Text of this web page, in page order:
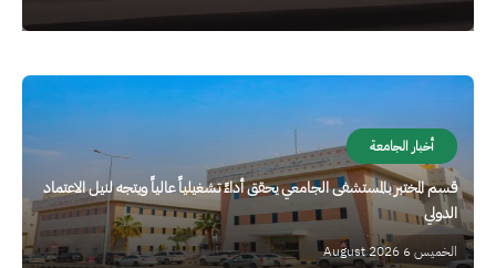
الصورة
أخبار الجامعة
قسم المختبر بالمستشفى الجامعي يحقق أداءً تشغيلياً عالياً ويتجه لنيل الاعتماد
الدولي
الخميس 6 August 2026